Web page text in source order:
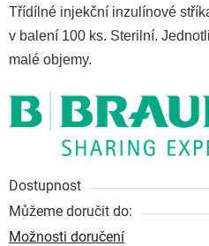
Třídílné injekční inzulínové
v balení 100 ks. Sterilní.
malé objemy.
Dostupnost
Můžeme doručit do:
Možnosti doručení